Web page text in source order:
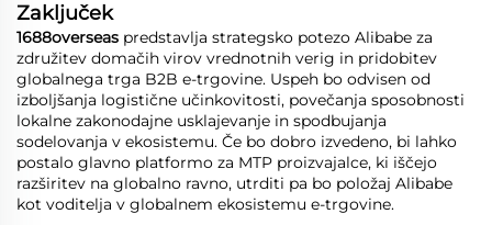
Zaključek
1688overseas predstavlja strategsko potezo Alibabe za
združitev domačih virov vrednotnih verig in pridobitev
globalnega trga B2B e-trgovine. Uspeh bo odvisen od
izboljšanja logistične učinkovitosti, povečanja sposobnosti
lokalne zakonodajne usklajevanje in spodbujanja
sodelovanja v ekosistemu. Če bo dobro izvedeno, bi lahko
postalo glavno platformo za MTP proizvajalce, ki iščejo
razširitev na globalno ravno, utrditi pa bo položaj Alibabe
kot voditelja v globalnem ekosistemu e-trgovine.